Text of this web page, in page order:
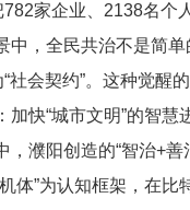
782家企业、 2138名个
中，全民共治不是简单
“社会契约”。这种觉
加快“城市文明”的智慧
，濮阳创造的“智治+善
体”为认知框架，在